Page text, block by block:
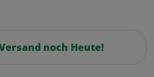
noch Heute!